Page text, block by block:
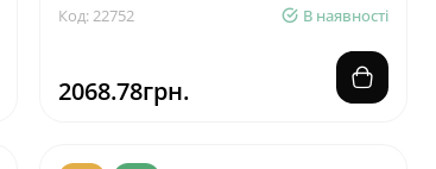
Код: 22752 В наявності
2068.78грн.